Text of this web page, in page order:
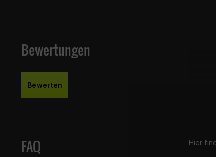
Bewertungen
Bewerten
FAQ Hier